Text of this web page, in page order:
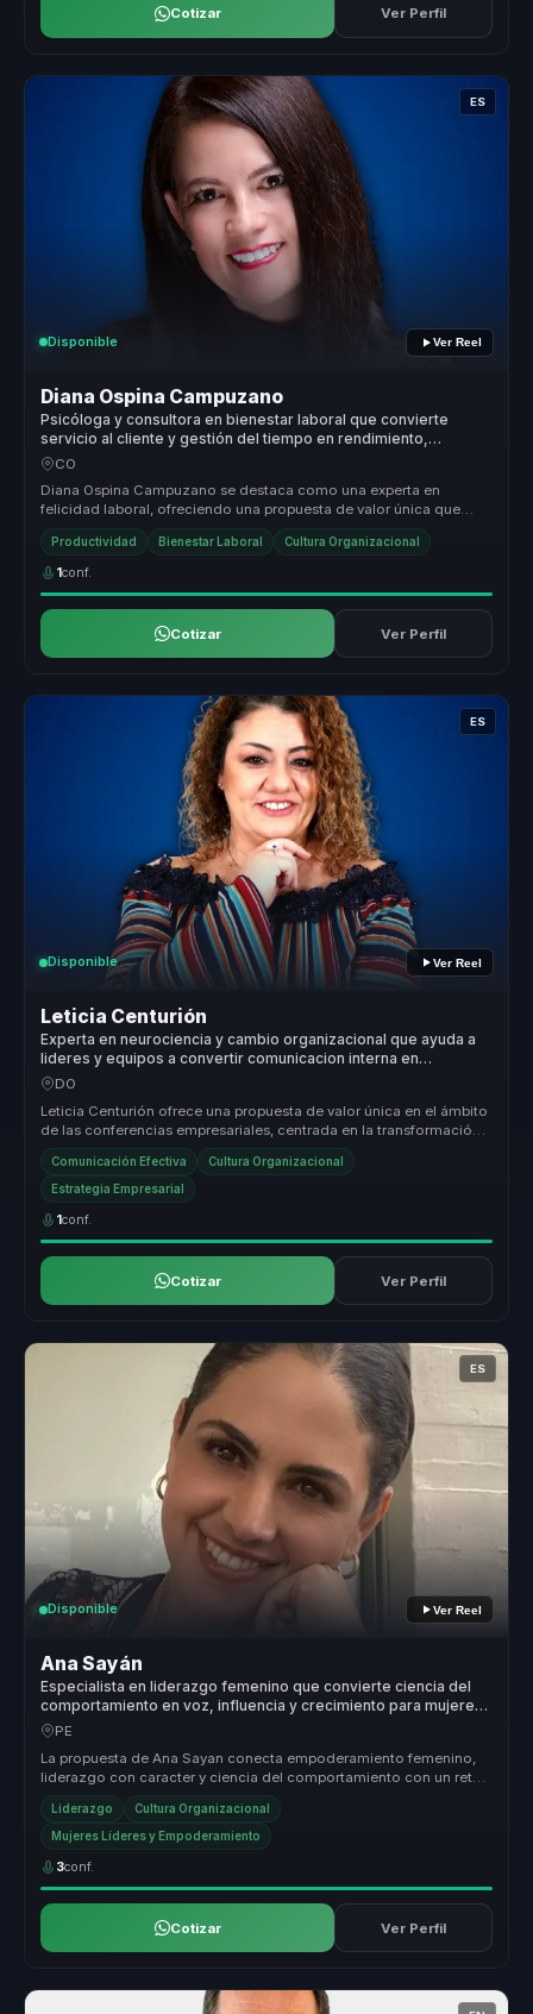
Cotizar Ver Perfil
ES
Disponible Ver Reel
Diana Ospina Campuzano
Psicóloga y consultora en bienestar laboral que convierte
servicio al cliente y gestión del tiempo en rendimiento,
equilibrio y cultura para equipos.
CO
Diana Ospina Campuzano se destaca como una experta en
felicidad laboral, ofreciendo una propuesta de valor única que
transforma culturas ...
Productividad Bienestar Laboral Cultura Organizacional
1conf.
Cotizar Ver Perfil
ES
Disponible Ver Reel
Leticia Centurión
Experta en neurociencia y cambio organizacional que ayuda a
lideres y equipos a convertir comunicacion interna en
cohesion, criterio y ventaja competitiva.
DO
Leticia Centurión ofrece una propuesta de valor única en el ámbito
de las conferencias empresariales, centrada en la transformación
organ...
Comunicación Efectiva Cultura Organizacional
Estrategia Empresarial
1conf.
Cotizar Ver Perfil
ES
Disponible Ver Reel
Ana Sayán
Especialista en liderazgo femenino que convierte ciencia del
comportamiento en voz, influencia y crecimiento para mujeres
líderes y equipos.
PE
La propuesta de Ana Sayan conecta empoderamiento femenino,
liderazgo con caracter y ciencia del comportamiento con un reto
concreto para ...
Liderazgo Cultura Organizacional
Mujeres Líderes y Empoderamiento
3conf.
Cotizar Ver Perfil